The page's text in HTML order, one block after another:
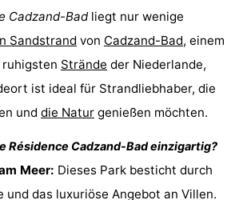
Cadzand-Badliegt nur wenige
Sandstrand von Cadzand-Bad, einem
Strände der Niederlande,
ist ideal für Strandliebhaber, die
und die Natur genießen möchten.
Résidence Cadzand-Badeinzigartig?
Meer: Dieses Park besticht durch
und das luxuriöse Angebot an Villen.